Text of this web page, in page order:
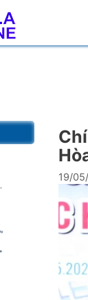
19/